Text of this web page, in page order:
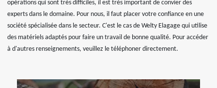
opérations qui sont très difficiles, il est très important de convier des
experts dans le domaine. Pour nous, il faut placer votre confiance en une
société spécialisée dans le secteur. C'est le cas de Welty Elagage qui utilise
des matériels adaptés pour faire un travail de bonne qualité. Pour accéder
à d'autres renseignements, veuillez le téléphoner directement.